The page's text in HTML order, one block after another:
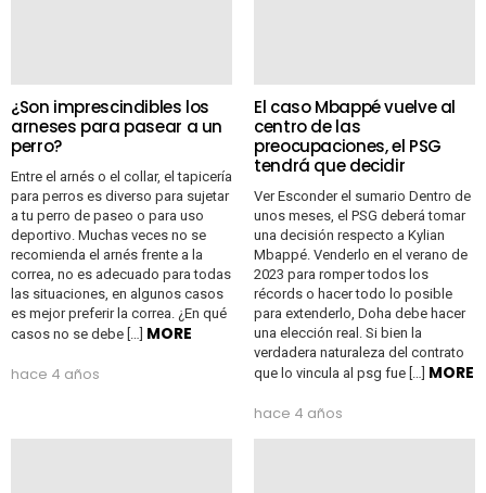
¿Son imprescindibles los
arneses para pasear a un
perro?
Entre el arnés o el collar, el tapicería
para perros es diverso para sujetar
a tu perro de paseo o para uso
deportivo. Muchas veces no se
recomienda el arnés frente a la
correa, no es adecuado para todas
las situaciones, en algunos casos
es mejor preferir la correa. ¿En qué
casos no se debe […] MORE
hace 4 años
El caso Mbappé vuelve al
centro de las
preocupaciones, el PSG
tendrá que decidir
Ver Esconder el sumario Dentro de
unos meses, el PSG deberá tomar
una decisión respecto a Kylian
Mbappé. Venderlo en el verano de
2023 para romper todos los
récords o hacer todo lo posible
para extenderlo, Doha debe hacer
una elección real. Si bien la
verdadera naturaleza del contrato
que lo vincula al psg fue […] MORE
hace 4 años